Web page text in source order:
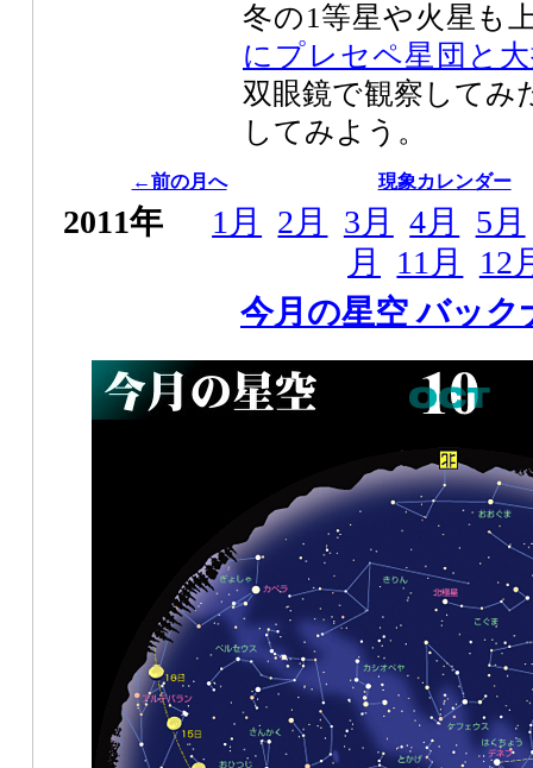
冬の1等星や火星も
にプレセペ星団と
双眼鏡で観察してみ
してみよう。
←前の月へ 現象カレンダー
2011年 1月 2月 3月 4月
5月
月
11月
12
今月の星空 バック